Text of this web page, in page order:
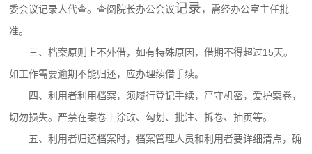
委会议记录人代查。查阅院长办公会议记录，需经办公室主任批
准。
三、档案原则上不外借，如有特殊原因，借期不得超过15天。
如工作需要逾期不能归还，应办理续借手续。
四、利用者利用档案，须履行登记手续，严守机密，爱护案卷，
切勿损失。严禁在案卷上涂改、勾划、批注、拆卷、抽页等。
五、利用者归还档案时，档案管理人员和利用者要详细清点，确